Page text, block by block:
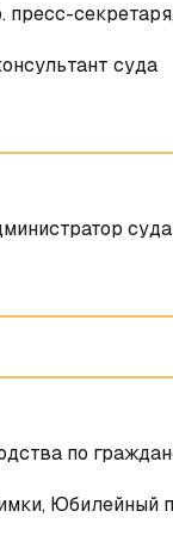
пресс-
суда
суда
по
Юбилейный